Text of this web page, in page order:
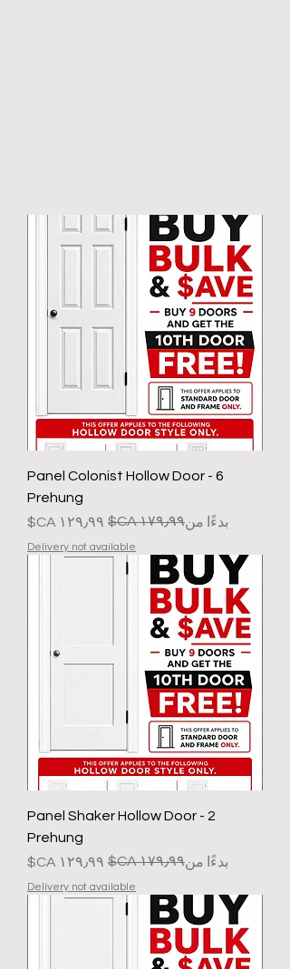
6 Panel Colonist Hollow Door -
Prehung
بدءًا من
سعر عادي
سعر البيع
Delivery not available
2 Panel Shaker Hollow Door -
Prehung
بدءًا من
سعر عادي
سعر البيع
Delivery not available